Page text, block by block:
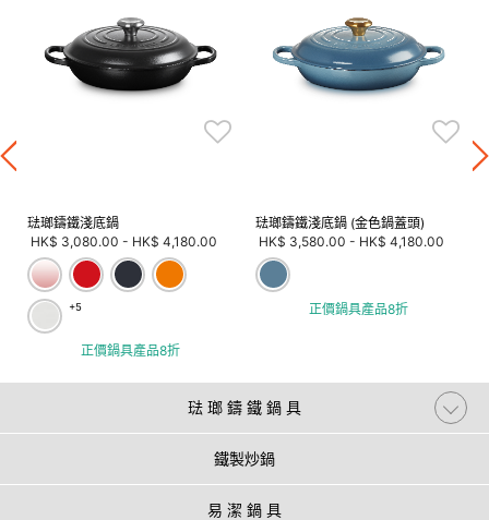
琺瑯鑄鐵淺底鍋
HK$ 3,080.00 - HK$ 4,180.00
+5
正價鍋具產品8折
琺瑯鑄鐵淺底鍋 (金色鍋蓋頭)
HK$ 3,580.00 - HK$ 4,180.00
正價鍋具產品8折
琺 瑯 鑄 鐵 鍋 具
鐵製炒鍋
易 潔 鍋 具